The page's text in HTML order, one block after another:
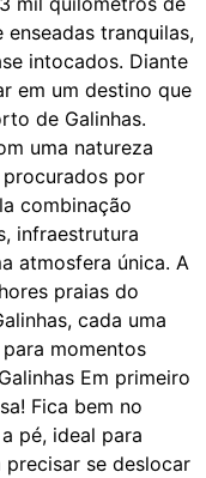
tranquilas,
intocados. Diante
em um destino que
de Galinhas.
uma natureza
procurados por
combinação
infraestrutura
atmosfera única. A
praias do
cada uma
momentos
Em primeiro
Fica bem no
pé, ideal para
se deslocar